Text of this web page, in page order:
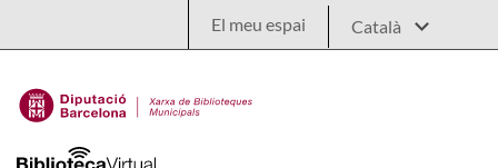
El meu espai